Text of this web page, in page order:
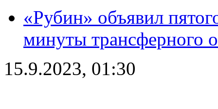
«Рубин» объявил
минуты трансферного
15.9.2023, 01:30